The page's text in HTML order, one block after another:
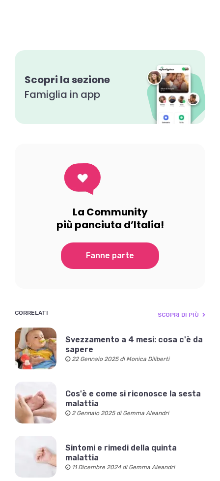
Scopri la sezione
Famiglia in app
La Community
più panciuta d’Italia!
Fanne parte
CORRELATI SCOPRI DI PIÙ
Svezzamento a 4 mesi: cosa c'è da
sapere
22 Gennaio 2025 di Monica Diliberti
Cos'è e come si riconosce la sesta
malattia
2 Gennaio 2025 di Gemma Aleandri
Sintomi e rimedi della quinta
malattia
11 Dicembre 2024 di Gemma Aleandri